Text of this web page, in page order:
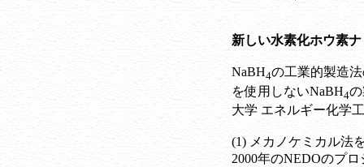
新しい水素化ホウ素
NaBH4の工業的製造
を使用しないNaBH4
大学 エネルギー化学
(1) メカノケミカル法
2000年のNEDOのプ